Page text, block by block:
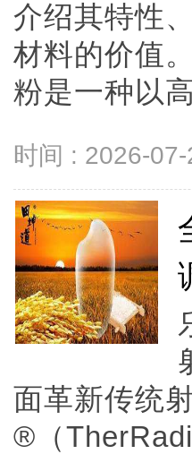
介绍其特性
材料的价值
粉是一种以
时间 : 2026-07-
面革新传统
®（